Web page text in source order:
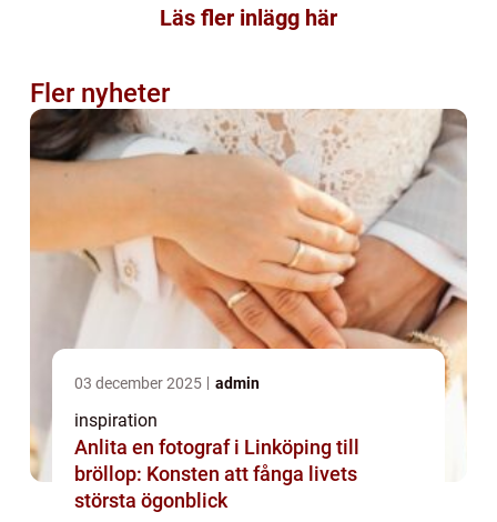
Läs fler inlägg här
Fler nyheter
03 december 2025 admin
inspiration
Anlita en fotograf i Linköping till
bröllop: Konsten att fånga livets
största ögonblick